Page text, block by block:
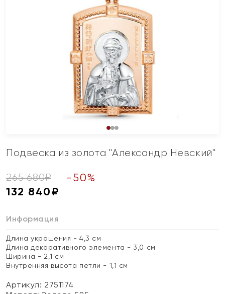
Подвеска из золота "Александр Невский"
265 680₽ - 50%
132 840₽
Информация
Длина украшения - 4,3 см
Длина декоративного элемента - 3,0 см
Ширина - 2,1 см
Внутренняя высота петли - 1,1 см
Артикул: 2751174